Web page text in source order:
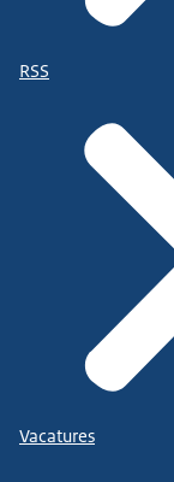
RSS
Vacatures